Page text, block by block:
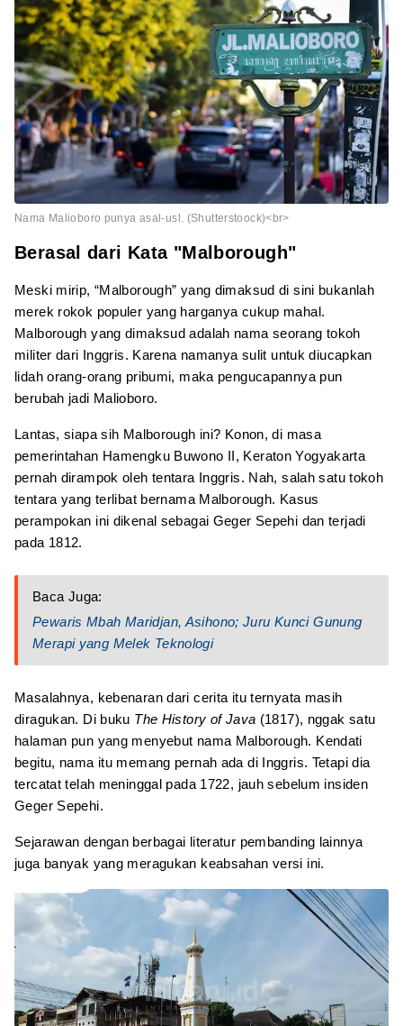
Nama Malioboro punya asal-usl. (Shutterstoock)<br>
Berasal dari Kata "Malborough"
Meski mirip, “Malborough” yang dimaksud di sini bukanlah
merek rokok populer yang harganya cukup mahal.
Malborough yang dimaksud adalah nama seorang tokoh
militer dari Inggris. Karena namanya sulit untuk diucapkan
lidah orang-orang pribumi, maka pengucapannya pun
berubah jadi Malioboro.
Lantas, siapa sih Malborough ini? Konon, di masa
pemerintahan Hamengku Buwono II, Keraton Yogyakarta
pernah dirampok oleh tentara Inggris. Nah, salah satu tokoh
tentara yang terlibat bernama Malborough. Kasus
perampokan ini dikenal sebagai Geger Sepehi dan terjadi
pada 1812.
Baca Juga:
Pewaris Mbah Maridjan, Asihono; Juru Kunci Gunung
Merapi yang Melek Teknologi
Masalahnya, kebenaran dari cerita itu ternyata masih
diragukan. Di buku The History of Java (1817), nggak satu
halaman pun yang menyebut nama Malborough. Kendati
begitu, nama itu memang pernah ada di Inggris. Tetapi dia
tercatat telah meninggal pada 1722, jauh sebelum insiden
Geger Sepehi.
Sejarawan dengan berbagai literatur pembanding lainnya
juga banyak yang meragukan keabsahan versi ini.